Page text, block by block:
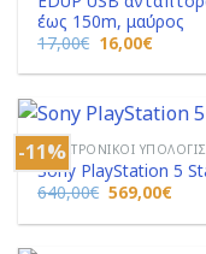
έως 150m, μαύρος
17,00€ Original
price
was:
16,00€Η
τιμή
16,00€.
-11%
ΗΛΕΚΤΡΟΝΙΚΟΊ
Sony PlayStation 5
640,00€ Original
price
was:
569,00€Η
τιμή